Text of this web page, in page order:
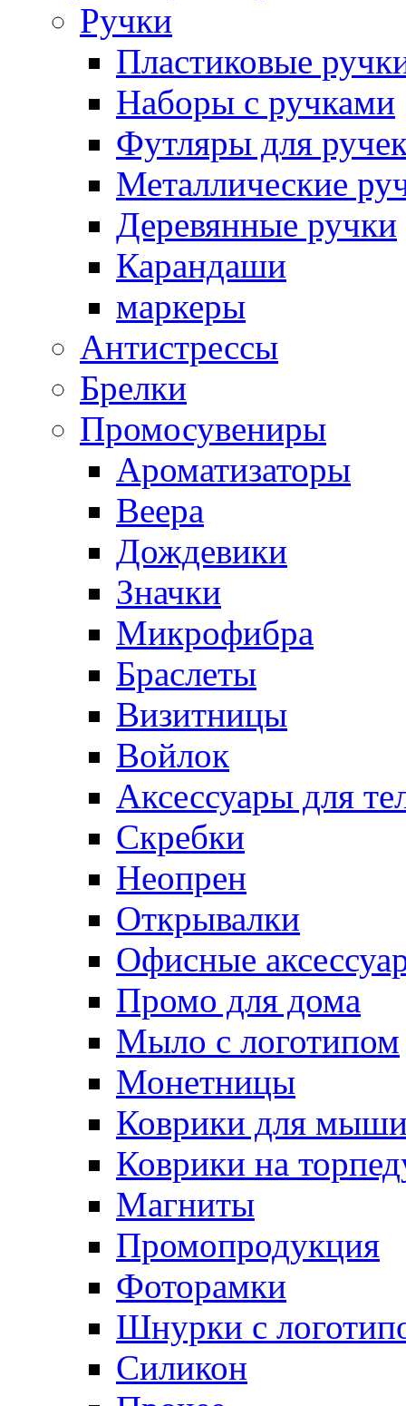
Ручки
Пластиковые
Наборы с ручками
Футляры для
Металлические
Деревянные ручки
Карандаши
маркеры
Антистрессы
Брелки
Промосувениры
Ароматизаторы
Веера
Дождевики
Значки
Микрофибра
Браслеты
Визитницы
Войлок
Аксессуары для
Cкребки
Неопрен
Открывалки
Офисные
Промо для дома
Мыло с логотипом
Монетницы
Коврики для
Коврики на
Магниты
Промопродукция
Фоторамки
Шнурки с
Силикон